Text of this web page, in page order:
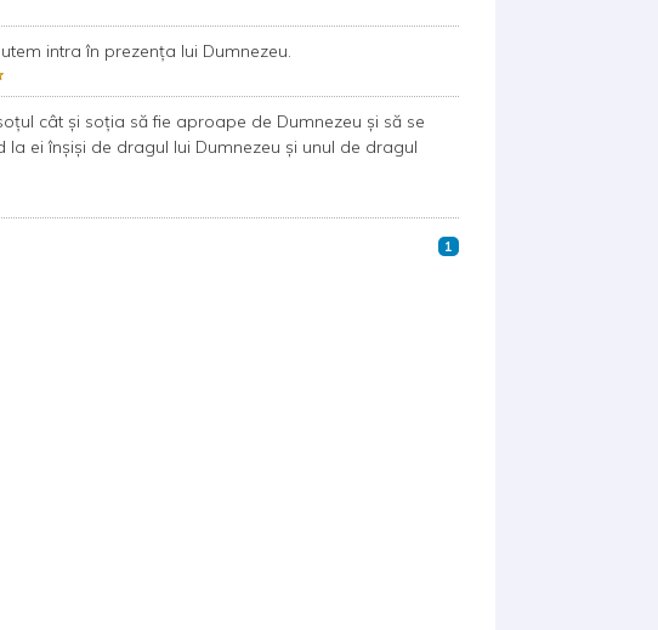
intra în prezența lui Dumnezeu.
cât și soția să fie aproape de Dumnezeu și să se
ei înșiși de dragul lui Dumnezeu și unul de dragul
1